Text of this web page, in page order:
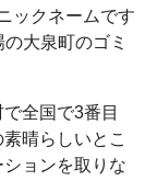
ックネームです
大泉町のゴミ
全国で3番目
晴らしいとこ
ョンを取りな